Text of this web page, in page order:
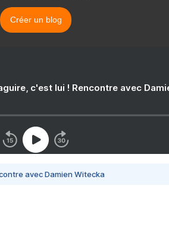
Créer un blog
c'est lui ! Rencontre avec
avec Damien Witecka